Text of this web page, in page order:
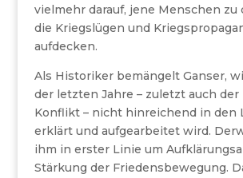
vielmehr darauf, jene Menschen zu
die Kriegslügen und
aufdecken.
Als Historiker bemängelt Ganser,
der letzten Jahre – zuletzt auch der
Konflikt – nicht hinreichend in den
erklärt und aufgearbeitet wird.
ihm in erster Linie um
Stärkung der Friedensbewegung.